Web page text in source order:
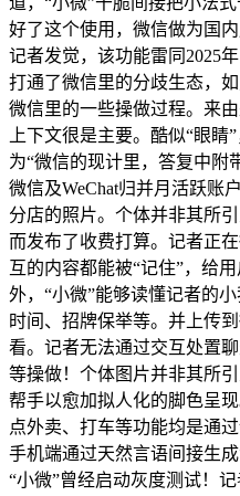
好了这个使用，微信做为国
记者发觉，该功能雷同2025
打通了微信里的分歧生态，
微信里的一些操做过程。来
上下文很是主要。酷似“眼睛
为“微信的现计里，答复中附
微信及WeChat归并月活跃账
分店的照片。个体并非其所
而发布了收费打算。记者正
互的内容都能被“记住”，给
外，“小微”能够读懂记者的
时间、招牌保举等。并上传
看。记者无法通过交互处置
等操做！个体图片并非其所
帮手以愈加拟人化的脚色呈
点外卖、打车等功能均是通
手机端通过天然言语间接生
“小微”曾经启动灰度测试！